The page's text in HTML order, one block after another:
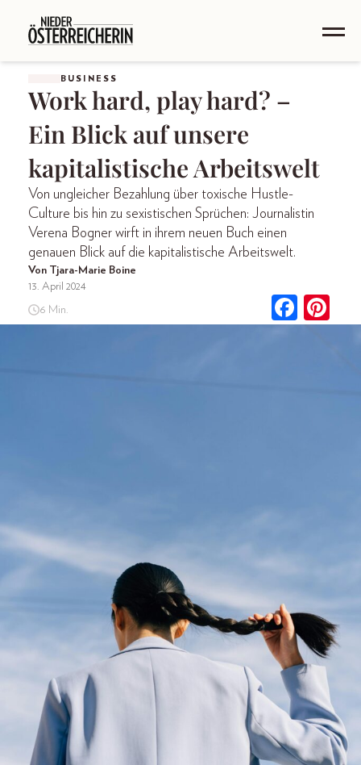
BUSINESS
Work hard, play hard? –
Ein Blick auf unsere
kapitalistische Arbeitswelt
Von ungleicher Bezahlung über toxische Hustle-
Culture bis hin zu sexistischen Sprüchen: Journalistin
Verena Bogner wirft in ihrem neuen Buch einen
genauen Blick auf die kapitalistische Arbeitswelt.
Von Tjara-Marie Boine
13. April 2024
6 Min.